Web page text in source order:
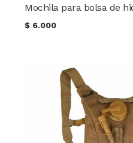
$ 6.000